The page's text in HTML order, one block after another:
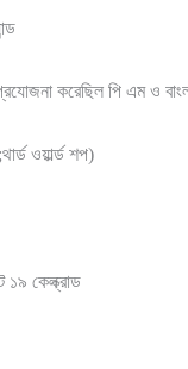
করেছিল পি এম ও
ওয়ার্ল্ড শপ)
১৯ কেল্ক্রাড